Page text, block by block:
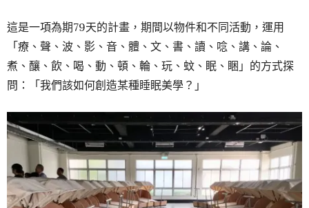
這是一項為期79天的計畫，期間以物件和不同活動，運用
「療、聲、波、影、音、體、文、書、讀、唸、講、論、
煮、釀、飲、喝、動、頓、輪、玩、蚊、眠、睏」的方式探
問：「我們該如何創造某種睡眠美學？」